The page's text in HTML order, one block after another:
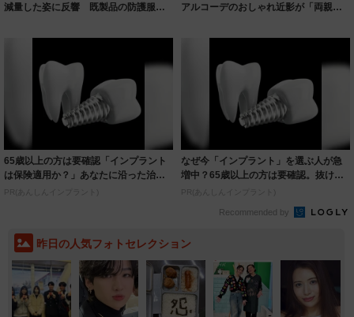
減量した姿に反響 既製品の防護服が
アルコーデのおしゃれ近影が「両親の
65歳以上の方は要確認「インプラント
は保険適用か？」あなたに沿った治療
法や費用を...
PR(あんしんインプラント)
なぜ今「インプラント」を選ぶ人が急
増中？65歳以上の方は要確認。抜けた
歯の放置は...
PR(あんしんインプラント)
Recommended by
昨日の人気フォトセレクション